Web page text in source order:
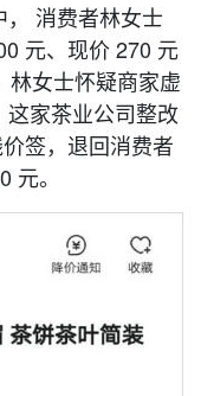
消费者林女士
元、现价 270 元
林女士怀疑商家虚
家茶业公司整改
签，退回消费者
元。